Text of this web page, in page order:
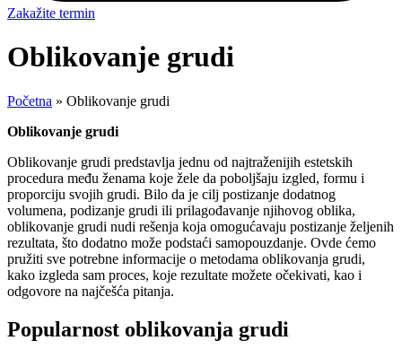
Zakažite termin
Oblikovanje grudi
Početna » Oblikovanje grudi
Oblikovanje grudi
Oblikovanje grudi predstavlja jednu od najtraženijih estetskih
procedura među ženama koje žele da poboljšaju izgled, formu i
proporciju svojih grudi. Bilo da je cilj postizanje dodatnog
volumena, podizanje grudi ili prilagođavanje njihovog oblika,
oblikovanje grudi nudi rešenja koja omogućavaju postizanje željenih
rezultata, što dodatno može podstaći samopouzdanje. Ovde ćemo
pružiti sve potrebne informacije o metodama oblikovanja grudi,
kako izgleda sam proces, koje rezultate možete očekivati, kao i
odgovore na najčešća pitanja.
Popularnost oblikovanja grudi